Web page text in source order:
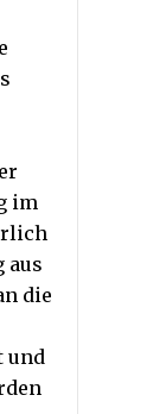
im
aus
die
und